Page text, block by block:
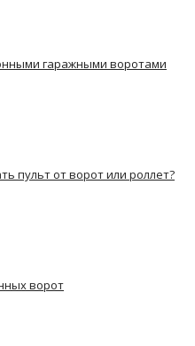
гаражными воротами
пульт от ворот или роллет?
ворот